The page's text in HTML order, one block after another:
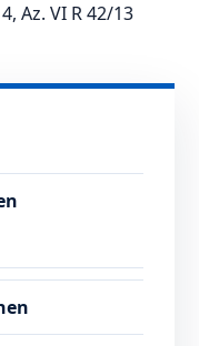
Az. VI R 42/13